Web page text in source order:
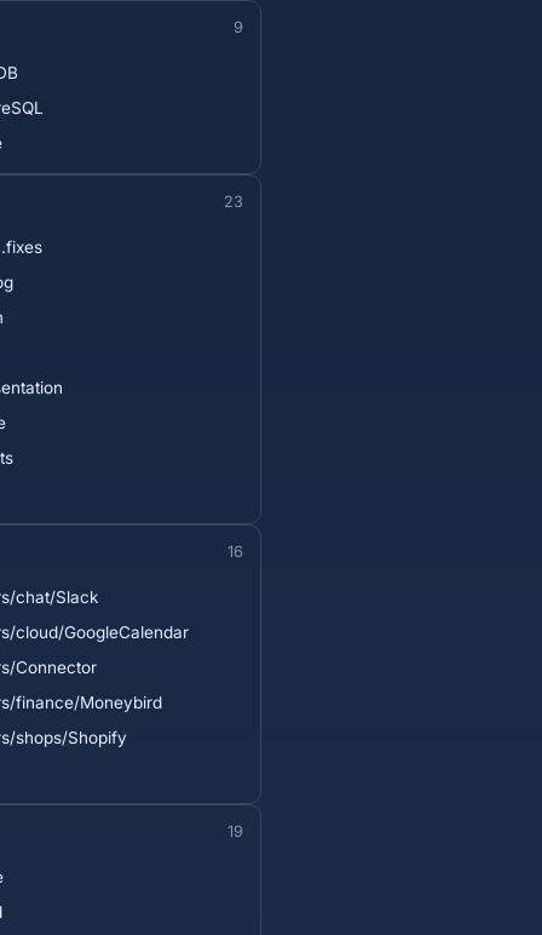
9
23
16
chat/Slack
cloud/GoogleCalendar
Connector
finance/Moneybird
shops/Shopify
19